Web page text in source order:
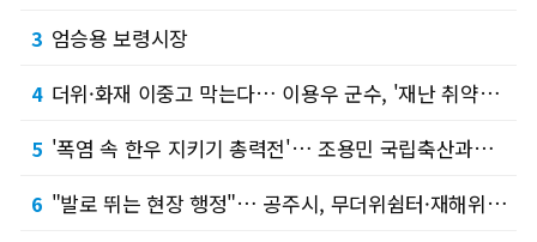
3 엄승용 보령시장
4 더위·화재 이중고 막는다… 이용우 군수, '재난 취약지' 현장 속으로
5 '폭염 속 한우 지키기 총력전'… 조용민 국립축산과학원장, 폭염 대응 현장 방문
6 "발로 뛰는 현장 행정"… 공주시, 무더위쉼터·재해위험지구 현장점검